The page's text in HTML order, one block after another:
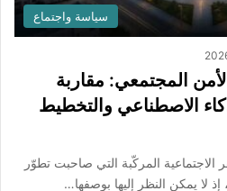
سياسة واجتماع
المجتمعي: مقاربة
الاصطناعي والتخطيط
الاجتماعية المركّبة التي صاحبت تطوّر
لا يمكن النظر إليها بوصفها…